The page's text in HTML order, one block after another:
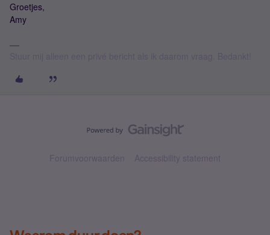
Groetjes,
Amy
Forumvoorwaarden Accessibility statement